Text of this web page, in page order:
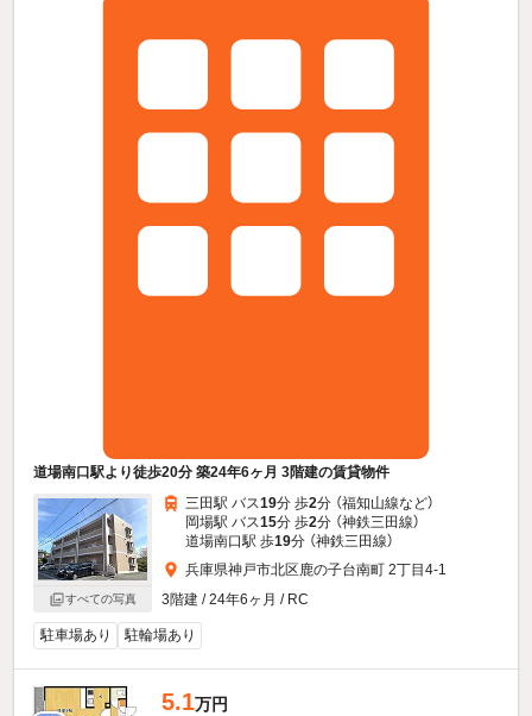
道場南口駅より徒歩20分 築24年6ヶ月 3階建の賃貸物件
すべての写真
三田駅 バス19分 歩2分 （福知山線など）
岡場駅 バス15分 歩2分 （神鉄三田線）
道場南口駅 歩19分 （神鉄三田線）
兵庫県神戸市北区鹿の子台南町 2丁目4-1
3階建 / 24年6ヶ月 / RC
駐車場あり 駐輪場あり
5.1万円